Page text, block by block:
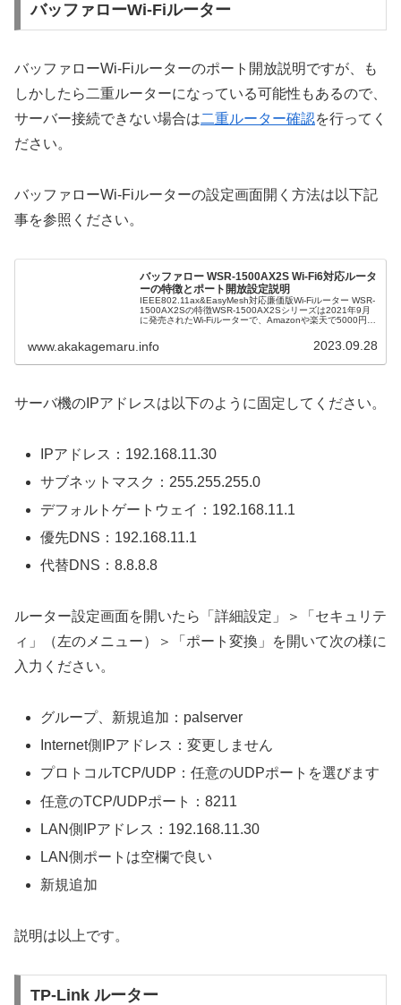
バッファローWi-Fiルーター
バッファローWi-Fiルーターのポート開放説明ですが、も
しかしたら二重ルーターになっている可能性もあるので、
サーバー接続できない場合は二重ルーター確認を行ってく
ださい。
バッファローWi-Fiルーターの設定画面開く方法は以下記
事を参照ください。
バッファロー WSR-1500AX2S Wi-Fi6対応ルータ
ーの特徴とポート開放設定説明
IEEE802.11ax&EasyMesh対応廉価版Wi-Fiルーター WSR-
1500AX2Sの特徴WSR-1500AX2Sシリーズは2021年9月
に発売されたWi-Fiルーターで、Amazonや楽天で5000円前
www.akakagemaru.info 2023.09.28
サーバ機のIPアドレスは以下のように固定してください。
IPアドレス：192.168.11.30
サブネットマスク：255.255.255.0
デフォルトゲートウェイ：192.168.11.1
優先DNS：192.168.11.1
代替DNS：8.8.8.8
ルーター設定画面を開いたら「詳細設定」＞「セキュリテ
ィ」（左のメニュー）＞「ポート変換」を開いて次の様に
入力ください。
グループ、新規追加：palserver
Internet側IPアドレス：変更しません
プロトコルTCP/UDP：任意のUDPポートを選びます
任意のTCP/UDPポート：8211
LAN側IPアドレス：192.168.11.30
LAN側ポートは空欄で良い
新規追加
説明は以上です。
TP-Link ルーター